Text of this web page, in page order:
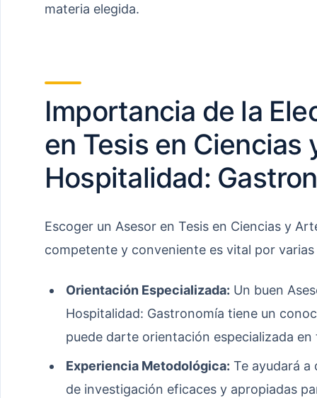
materia elegida.
Importancia de la
en Tesis en Ciencias
Hospitalidad:
Escoger un Asesor en Tesis en Ciencias y
competente y conveniente es vital por
Orientación Especializada: Un buen
Hospitalidad: Gastronomía tiene un
puede darte orientación especializada
Experiencia Metodológica: Te ayudará a
de investigación eficaces y apropiadas